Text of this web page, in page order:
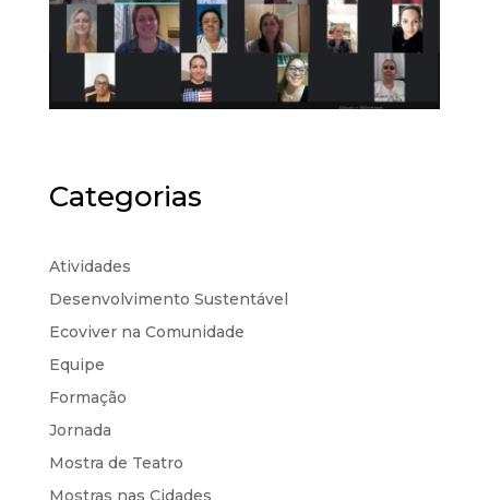
Categorias
Atividades
Desenvolvimento Sustentável
Ecoviver na Comunidade
Equipe
Formação
Jornada
Mostra de Teatro
Mostras nas Cidades